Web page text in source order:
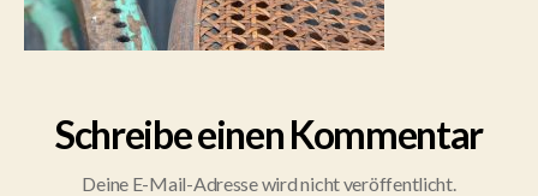
Schreibe einen Kommentar
Deine E-Mail-Adresse wird nicht veröffentlicht.